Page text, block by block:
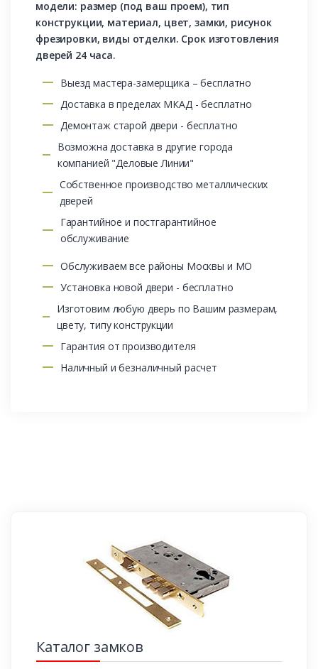
модели: размер (под ваш проем), тип
конструкции, материал, цвет, замки, рисунок
фрезировки, виды отделки. Срок изготовления
дверей 24 часа.
Выезд мастера-замерщика – бесплатно
Доставка в пределах МКАД - бесплатно
Демонтаж старой двери - бесплатно
Возможна доставка в другие города
компанией "Деловые Линии"
Собственное производство металлических
дверей
Гарантийное и постгарантийное
обслуживание
Обслуживаем все районы Москвы и МО
Установка новой двери - бесплатно
Изготовим любую дверь по Вашим размерам,
цвету, типу конструкции
Гарантия от производителя
Наличный и безналичный расчет
Каталог замков